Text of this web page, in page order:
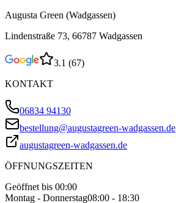
Augusta Green (Wadgassen)
Lindenstraße 73, 66787 Wadgassen
3.1 (67)
KONTAKT
06834 94130
bestellung@augustagreen-wadgassen.de
augustagreen-wadgassen.de
ÖFFNUNGSZEITEN
Geöffnet bis 00:00
Montag - Donnerstag08:00 - 18:30